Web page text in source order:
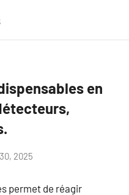
en
2025
permet de réagir